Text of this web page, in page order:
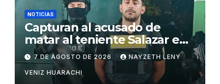
NOTICIAS
Capturan al acusado de
matar al teniente Salazar en
San Matías
7 DE AGOSTO DE 2026 NAYZETH LENY
VENIZ HUARACHI